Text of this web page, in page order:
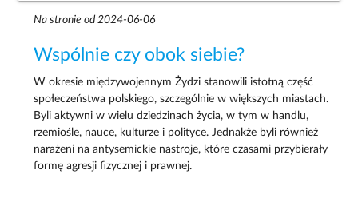
Na stronie od 2024-06-06
Wspólnie czy obok siebie?
W okresie międzywojennym Żydzi stanowili istotną część
społeczeństwa polskiego, szczególnie w większych miastach.
Byli aktywni w wielu dziedzinach życia, w tym w handlu,
rzemiośle, nauce, kulturze i polityce. Jednakże byli również
narażeni na antysemickie nastroje, które czasami przybierały
formę agresji fizycznej i prawnej.